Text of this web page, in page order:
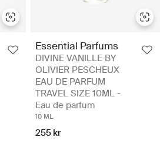
Essential Parfums
DIVINE VANILLE BY
OLIVIER PESCHEUX
EAU DE PARFUM
TRAVEL SIZE 10ML -
Eau de parfum
10 ML
255 kr